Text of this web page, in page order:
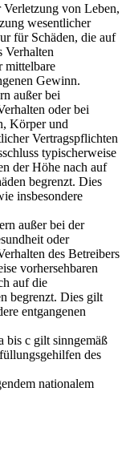
von Leben,
wesentlicher
für Schäden, die auf
Verhalten
mittelbare
Gewinn.
außer bei
oder bei
Körper und
Vertragspflichten
typischerweise
der Höhe nach auf
begrenzt. Dies
insbesondere
außer bei der
oder
des Betreibers
vorhersehbaren
auf die
begrenzt. Dies gilt
entgangenen
bis c gilt sinngemäß
des
nationalem